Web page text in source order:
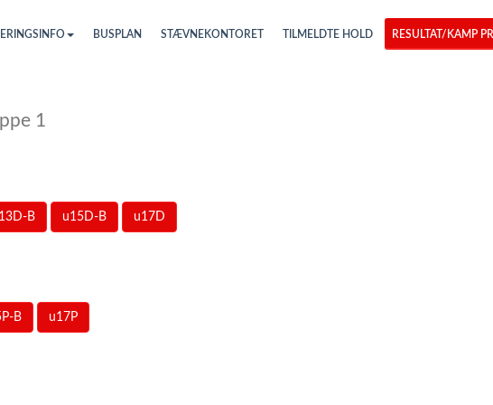
BUSPLAN STÆVNEKONTORET TILMELDTE HOLD RESULTAT/KAMP
1
B u15D-B u17D
B u17P